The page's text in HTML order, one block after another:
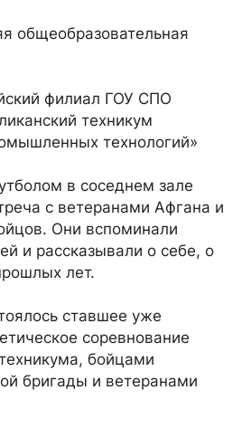
общеобразовательная
филиал ГОУ СПО
техникум
технологий»
в соседнем зале
с ветеранами Афгана и
Они вспоминали
и рассказывали о себе, о
лет.
ставшее уже
соревнование
бойцами
бригады и ветеранами